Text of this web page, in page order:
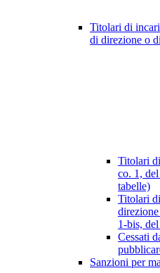
Titolari di
di direzione o
Titolari
co. 1,
tabelle)
Titolari
1-bis,
Cessati
Sanzioni per